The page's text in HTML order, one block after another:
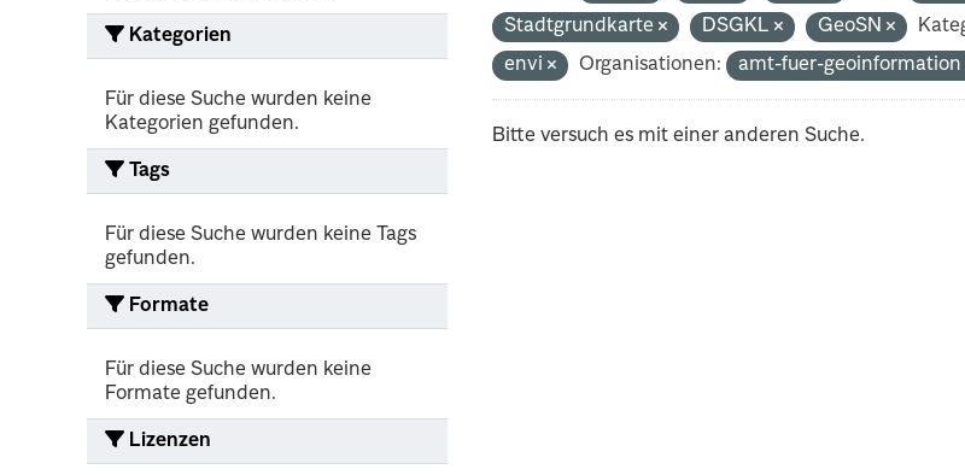
Kategorien
Für diese Suche wurden keine
Kategorien gefunden.
Tags
Für diese Suche wurden keine Tags
gefunden.
Formate
Für diese Suche wurden keine
Formate gefunden.
Lizenzen
Stadtgrundkarte
DSGKL GeoSN
envi
Organisationen: amt-fuer-
Bitte versuch es mit einer anderen Suche.